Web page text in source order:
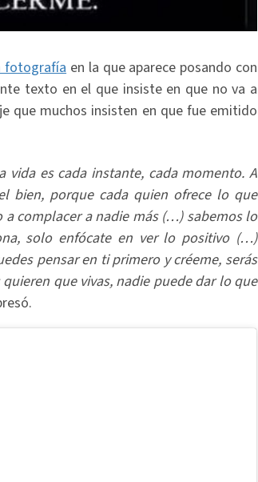
fotografía en la que aparece posando con
texto en el que insiste en que no va a
que muchos insisten en que fue emitido
es cada instante, cada momento. A
bien, porque cada quien ofrece lo que
a complacer a nadie más (…) sabemos lo
solo enfócate en ver lo positivo (…)
pensar en ti primero y créeme, serás
que vivas, nadie puede dar lo que